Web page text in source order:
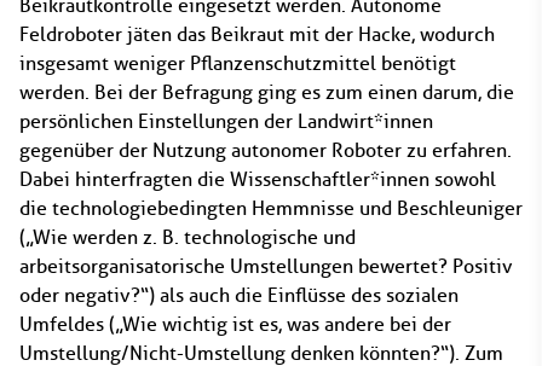
Beikrautkontrolle eingesetzt werden. Autonome
Feldroboter jäten das Beikraut mit der Hacke, wodurch
insgesamt weniger Pflanzenschutzmittel benötigt
werden. Bei der Befragung ging es zum einen darum, die
persönlichen Einstellungen der Landwirt*innen
gegenüber der Nutzung autonomer Roboter zu erfahren.
Dabei hinterfragten die Wissenschaftler*innen sowohl
die technologiebedingten Hemmnisse und Beschleuniger
(„Wie werden z. B. technologische und
arbeitsorganisatorische Umstellungen bewertet? Positiv
oder negativ?“) als auch die Einflüsse des sozialen
Umfeldes („Wie wichtig ist es, was andere bei der
Umstellung/Nicht-Umstellung denken könnten?“). Zum